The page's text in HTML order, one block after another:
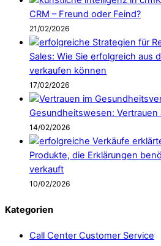
CRM – Freund oder Feind?
21/02/2026
Sales: Wie Sie erfolgreich aus
verkaufen können
17/02/2026
Gesundheitswesen: Vertrauen
14/02/2026
Produkte, die Erklärungen
verkauft
10/02/2026
Kategorien
Call Center Customer Service